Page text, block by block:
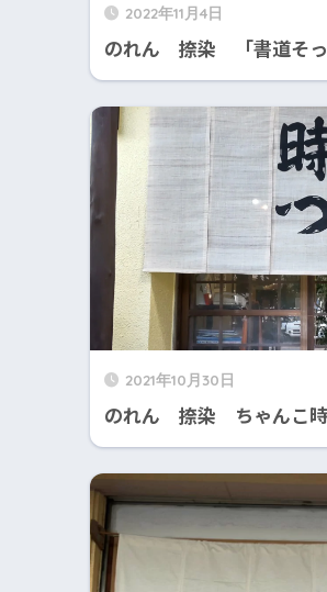
2022年11月4日
のれん 捺染 「書道そっ
2021年10月30日
のれん 捺染 ちゃんこ